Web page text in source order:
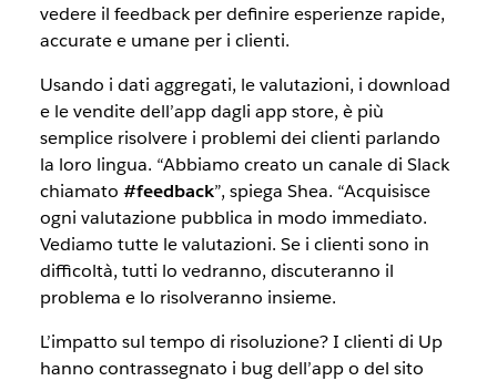
vedere il feedback per definire esperienze rapide,
accurate e umane per i clienti.
Usando i dati aggregati, le valutazioni, i download
e le vendite dell’app dagli app store, è più
semplice risolvere i problemi dei clienti parlando
la loro lingua. “Abbiamo creato un canale di Slack
chiamato #feedback”, spiega Shea. “Acquisisce
ogni valutazione pubblica in modo immediato.
Vediamo tutte le valutazioni. Se i clienti sono in
difficoltà, tutti lo vedranno, discuteranno il
problema e lo risolveranno insieme.
L’impatto sul tempo di risoluzione? I clienti di Up
hanno contrassegnato i bug dell’app o del sito